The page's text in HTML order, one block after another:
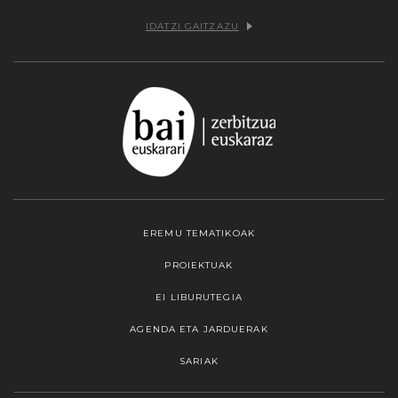
IDATZI GAITZAZU
EREMU TEMATIKOAK
PROIEKTUAK
EI LIBURUTEGIA
AGENDA ETA JARDUERAK
SARIAK